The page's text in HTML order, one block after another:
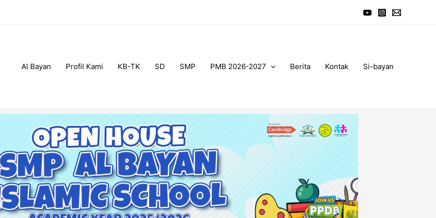
Al Bayan Profil Kami KB-TK SD SMP PMB 2026-2027 Berita Kontak Si-bayan